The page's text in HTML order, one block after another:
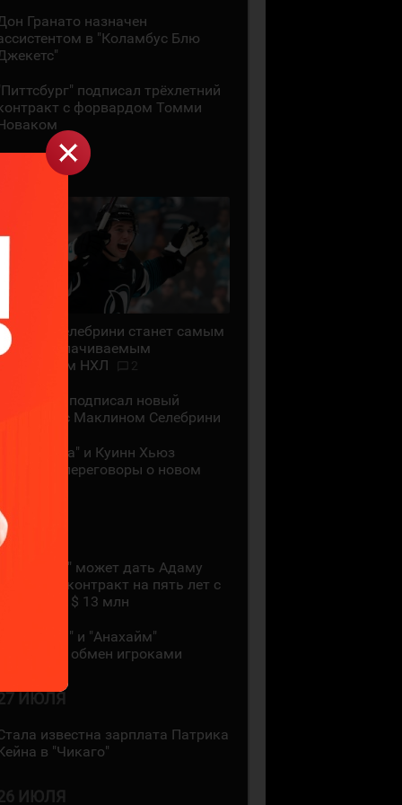
Гранато назначен
в "Коламбус Блю
подписал трёхлетний
с форвардом Томми
29 ИЮЛЯ
Маклин Селебрини станет самым
высокооплачиваемым
хоккеистом НХЛ
"Сан-Хосе" подписал новый
контракт с Маклином Селебрини
"Миннесота" и Куинн Хьюз
проведут переговоры о новом
ИЮЛЯ
"Коламбус" может дать Адаму
Фантилли контракт на пять лет с
зарплатой $ 13 млн
"Монреаль" и "Анахайм"
произвели обмен игроками
ИЮЛЯ
известна зарплата Патрика
в "Чикаго"
ИЮЛЯ